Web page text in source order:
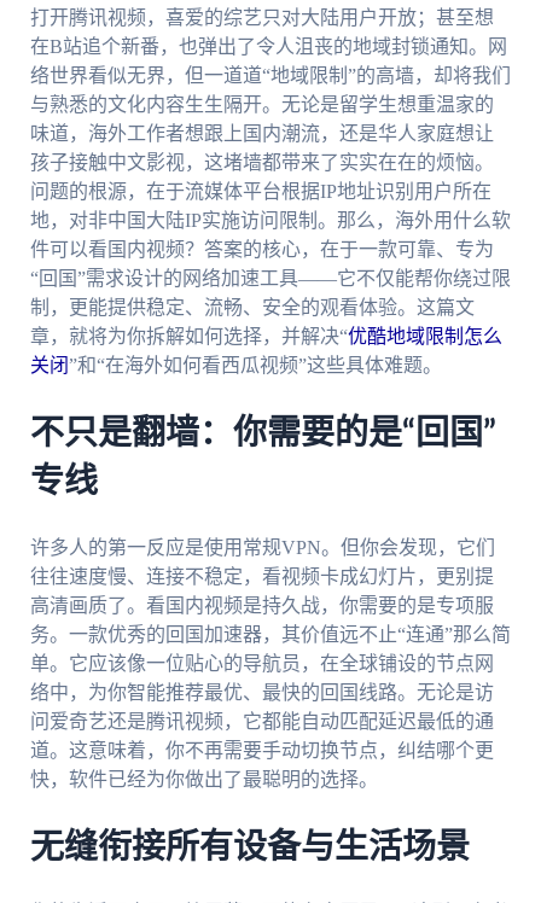
打开腾讯视频，喜爱的综艺只对大陆用户开放；甚至想
在B站追个新番，也弹出了令人沮丧的地域封锁通知。网
络世界看似无界，但一道道“地域限制”的高墙，却将我们
与熟悉的文化内容生生隔开。无论是留学生想重温家的
味道，海外工作者想跟上国内潮流，还是华人家庭想让
孩子接触中文影视，这堵墙都带来了实实在在的烦恼。
问题的根源，在于流媒体平台根据IP地址识别用户所在
地，对非中国大陆IP实施访问限制。那么，海外用什么软
件可以看国内视频？答案的核心，在于一款可靠、专为
“回国”需求设计的网络加速工具——它不仅能帮你绕过限
制，更能提供稳定、流畅、安全的观看体验。这篇文
章，就将为你拆解如何选择，并解决“优酷地域限制怎么
关闭”和“在海外如何看西瓜视频”这些具体难题。
不只是翻墙：你需要的是“回国”
专线
许多人的第一反应是使用常规VPN。但你会发现，它们
往往速度慢、连接不稳定，看视频卡成幻灯片，更别提
高清画质了。看国内视频是持久战，你需要的是专项服
务。一款优秀的回国加速器，其价值远不止“连通”那么简
单。它应该像一位贴心的导航员，在全球铺设的节点网
络中，为你智能推荐最优、最快的回国线路。无论是访
问爱奇艺还是腾讯视频，它都能自动匹配延迟最低的通
道。这意味着，你不再需要手动切换节点，纠结哪个更
快，软件已经为你做出了最聪明的选择。
无缝衔接所有设备与生活场景